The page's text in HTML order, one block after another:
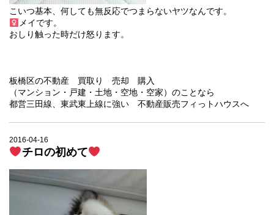
こいつ基本、何しても無反応でつまらないヤツなんです。
メイです。
おしり触った時だけ怒ります。
板橋区の不動産 買取り 売却 購入
（マンション・戸建・土地・空地・空家）のことなら
都営三田線、東武東上線に強い 不動産販売フィっトハウスへ
2016-04-16
チロの初めて